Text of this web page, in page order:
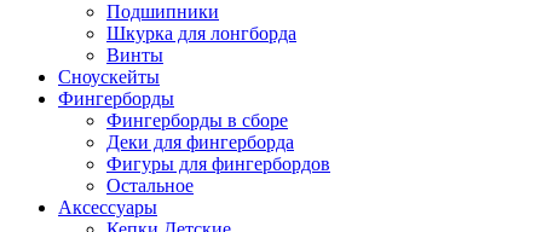
Подшипники
Шкурка для лонгборда
Винты
Сноускейты
Фингерборды
Фингерборды в сборе
Деки для фингерборда
Фигуры для фингербордов
Остальное
Аксессуары